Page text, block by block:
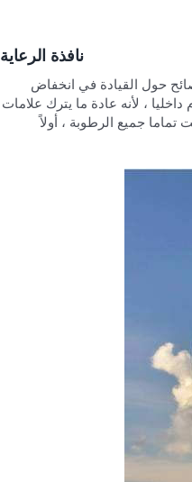
نافذة الرعاية
حول القيادة في انخفاض
، لأنه عادة ما يترك علامات
جميع الرطوبة ، أولاً